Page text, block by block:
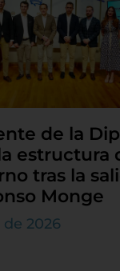
de la
estructura
tras la
Monge
2026